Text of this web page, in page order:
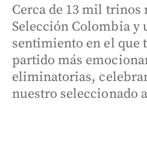
Cerca de 13 mil trinos
Selección Colombia y
sentimiento en el que
partido más
eliminatorias,
nuestro seleccionado